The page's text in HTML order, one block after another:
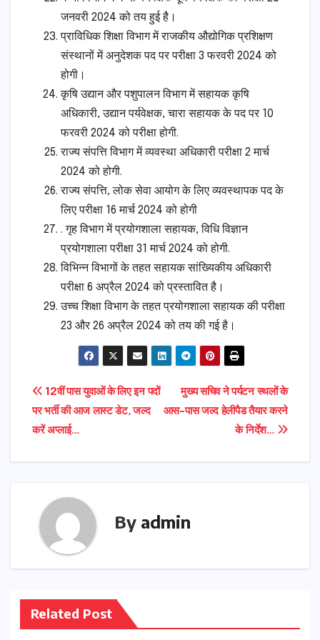
जनवरी 2024 को तय हुई है।
प्राविधिक शिक्षा विभाग में राजकीय औद्योगिक प्रशिक्षण
संस्थानों में अनुदेशक पद पर परीक्षा 3 फरवरी 2024 को
होगी।
कृषि उद्यान और पशुपालन विभाग में सहायक कृषि
अधिकारी, उद्यान पर्यवेक्षक, चारा सहायक के पद पर 10
फरवरी 2024 को परीक्षा होगी.
राज्य संपत्ति विभाग में व्यवस्था अधिकारी परीक्षा 2 मार्च
2024 को होगी.
राज्य संपत्ति, लोक सेवा आयोग के लिए व्यवस्थापक पद के
लिए परीक्षा 16 मार्च 2024 को होगी
. गृह विभाग में प्रयोगशाला सहायक, विधि विज्ञान
प्रयोगशाला परीक्षा 31 मार्च 2024 को होगी.
विभिन्न विभागों के तहत सहायक सांख्यिकीय अधिकारी
परीक्षा 6 अप्रैल 2024 को प्रस्तावित है।
उच्च शिक्षा विभाग के तहत प्रयोगशाला सहायक की परीक्षा
23 और 26 अप्रैल 2024 को तय की गई है।
Post
navigation
मुख्य सचिव ने पर्यटन स्थलों के
आस-पास जल्द हेलीपैड तैयार करने
के निर्देश…
12वीं पास युवाओं के लिए इन पदों
पर भर्ती की आज लास्ट डेट, जल्द
करें अप्लाई…
By admin
Related Post